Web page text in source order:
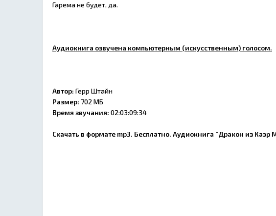
Гарема не будет, да.
Аудиокнига озвучена компьютерным (искусственным) голосом.
Автор: Герр Штайн
Размер: 702 МБ
Время звучания: 02:03:09:34
Скачать в формате mp3. Бесплатно. Аудиокнига "Дракон из Каэр